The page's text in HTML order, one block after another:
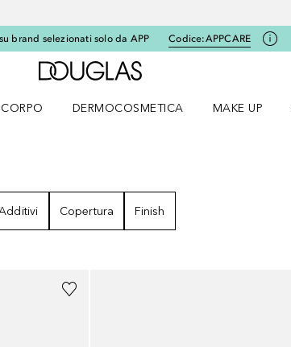
brand selezionati solo da APP Codice:APPCARE
A Douglas Home
CORPO
DERMOCOSMETICA
MAKE UP
Copertura Finish